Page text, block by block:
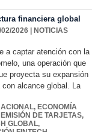
financiera global
02/2026
NOTICIAS
a captar atención con la
una operación que
proyecta su expansión
alcance global. La
, ECONOMÍA
EMISIÓN DE TARJETAS,
GLOBAL,